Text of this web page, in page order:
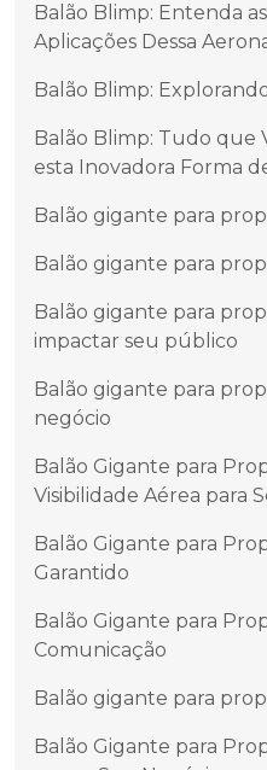
Balão Blimp: Entenda
Aplicações Dessa
Balão Blimp:
Balão Blimp: Tudo que
esta Inovadora Forma
Balão gigante para
Balão gigante para
Balão gigante para
impactar seu público
Balão gigante para
negócio
Balão Gigante para
Visibilidade Aérea para
Balão Gigante para
Garantido
Balão Gigante para
Comunicação
Balão gigante para
Balão Gigante para